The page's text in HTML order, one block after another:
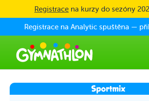
Skip to main content
Registrace na kurzy do sezóny
Registrace na Analytic spuštěna —